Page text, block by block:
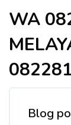
WA
Blog